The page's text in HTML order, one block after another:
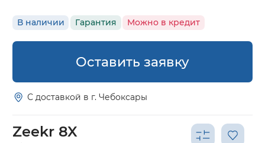
В наличии Гарантия Можно в кредит
Оставить заявку
С доставкой в г. Чебоксары
Zeekr 8X